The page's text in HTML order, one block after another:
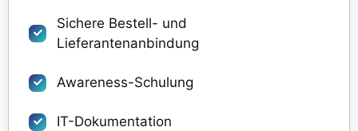
Sichere Bestell- und
Lieferantenanbindung
Awareness-Schulung
IT-Dokumentation